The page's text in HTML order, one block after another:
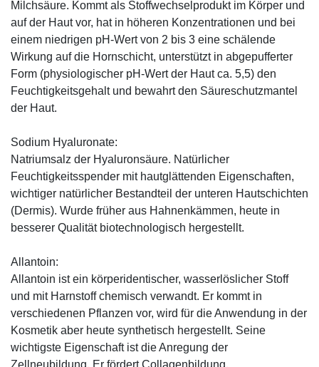
Milchsäure. Kommt als Stoffwechselprodukt im Körper und
auf der Haut vor, hat in höheren Konzentrationen und bei
einem niedrigen pH-Wert von 2 bis 3 eine schälende
Wirkung auf die Hornschicht, unterstützt in abgepufferter
Form (physiologischer pH-Wert der Haut ca. 5,5) den
Feuchtigkeitsgehalt und bewahrt den Säureschutzmantel
der Haut.
Sodium Hyaluronate:
Natriumsalz der Hyaluronsäure. Natürlicher
Feuchtigkeitsspender mit hautglättenden Eigenschaften,
wichtiger natürlicher Bestandteil der unteren Hautschichten
(Dermis). Wurde früher aus Hahnenkämmen, heute in
besserer Qualität biotechnologisch hergestellt.
Allantoin:
Allantoin ist ein körperidentischer, wasserlöslicher Stoff
und mit Harnstoff chemisch verwandt. Er kommt in
verschiedenen Pflanzen vor, wird für die Anwendung in der
Kosmetik aber heute synthetisch hergestellt. Seine
wichtigste Eigenschaft ist die Anregung der
Zellneubildung. Er fördert Collagenbildung,